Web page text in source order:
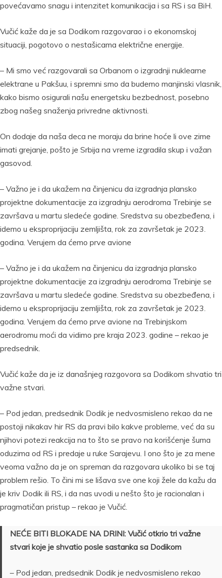
povećavamo snagu i intenzitet komunikacija i sa RS i sa BiH.
Vučić kaže da je sa Dodikom razgovarao i o ekonomskoj
situaciji, pogotovo o nestašicama električne energije.
– Mi smo već razgovarali sa Orbanom o izgradnji nuklearne
elektrane u Pakšuu, i spremni smo da budemo manjinski vlasnik,
kako bismo osigurali našu energetsku bezbednost, posebno
zbog našeg snaženja privredne aktivnosti.
On dodaje da naša deca ne moraju da brine hoće li ove zime
imati grejanje, pošto je Srbija na vreme izgradila skup i važan
gasovod.
– Važno je i da ukažem na činjenicu da izgradnja plansko
projektne dokumentacije za izgradnju aerodroma Trebinje se
završava u martu sledeće godine. Sredstva su obezbeđena, i
idemo u eksproprijaciju zemljišta, rok za završetak je 2023.
godina. Verujem da ćemo prve avione
– Važno je i da ukažem na činjenicu da izgradnja plansko
projektne dokumentacije za izgradnju aerodroma Trebinje se
završava u martu sledeće godine. Sredstva su obezbeđena, i
idemo u eksproprijaciju zemljišta, rok za završetak je 2023.
godina. Verujem da ćemo prve avione na Trebinjskom
aerodromu moći da vidimo pre kraja 2023. godine – rekao je
predsednik.
Vučić kaže da je iz današnjeg razgovora sa Dodikom shvatio tri
važne stvari.
– Pod jedan, predsednik Dodik je nedvosmisleno rekao da ne
postoji nikakav hir RS da pravi bilo kakve probleme, već da su
njihovi potezi reakcija na to što se pravo na korišćenje šuma
oduzima od RS i predaje u ruke Sarajevu. I ono što je za mene
veoma važno da je on spreman da razgovara ukoliko bi se taj
problem rešio. To čini mi se lišava sve one koji žele da kažu da
je kriv Dodik ili RS, i da nas uvodi u nešto što je racionalan i
pragmatičan pristup – rekao je Vučić.
NEĆE BITI BLOKADE NA DRINI: Vučić otkrio tri važne
stvari koje je shvatio posle sastanka sa Dodikom
– Pod jedan, predsednik Dodik je nedvosmisleno rekao